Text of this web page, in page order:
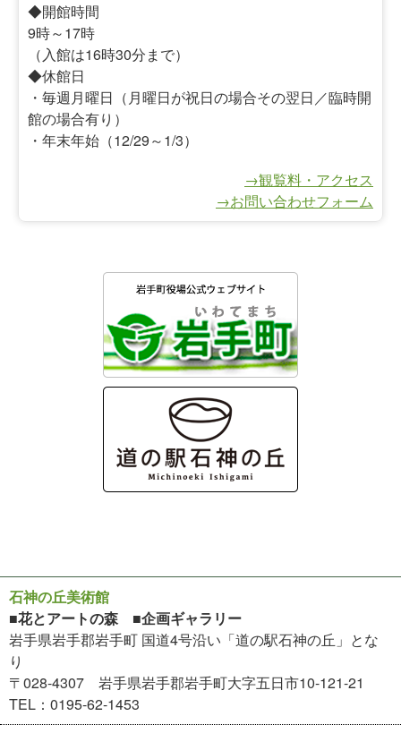
◆開館時間
9時～17時
（入館は16時30分まで）
◆休館日
・毎週月曜日（月曜日が祝日の場合その翌日／臨時開
館の場合有り）
・年末年始（12/29～1/3）
→観覧料・アクセス
→お問い合わせフォーム
石神の丘美術館
■花とアートの森 ■企画ギャラリー
岩手県岩手郡岩手町 国道4号沿い「道の駅石神の丘」とな
り
〒028-4307 岩手県岩手郡岩手町大字五日市10-121-21
TEL：0195-62-1453